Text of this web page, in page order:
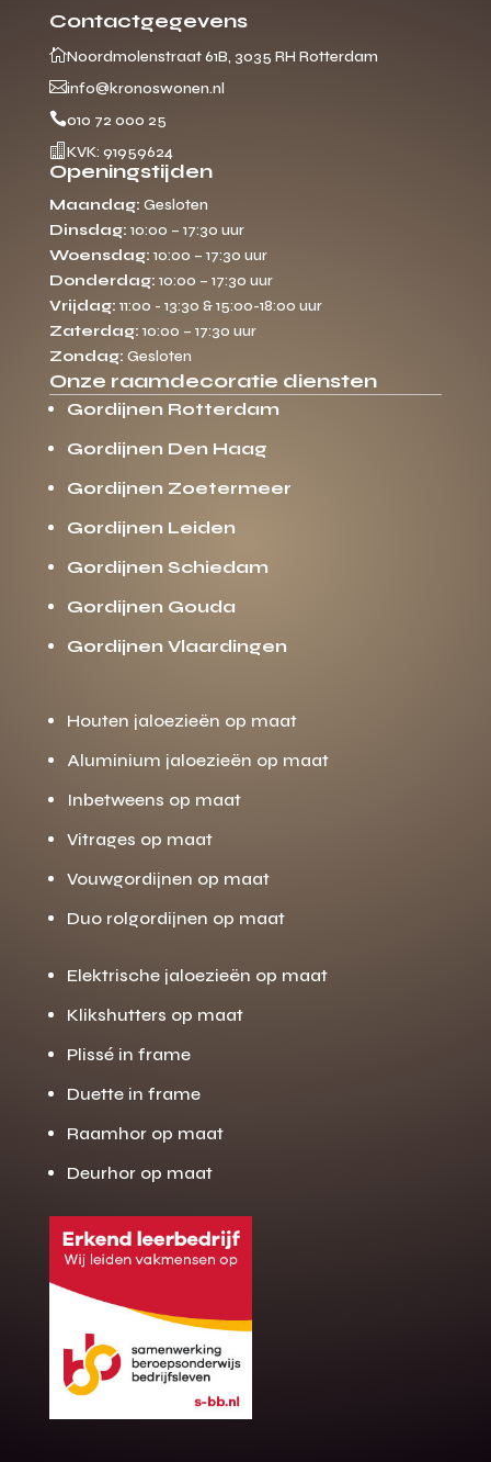
Gratis offerte
op maat?
Binnen 24 uur jouw gratis offerte
10 jaar garantie op de montage
Contactgegevens
Noordmolenstraat 61B, 3035 RH Rotterdam
info@kronoswonen.nl
010 72 000 25
 KVK: 91959624
Openingstijden
Maandag: Gesloten
Dinsdag: 10:00 – 17:30 uur
Woensdag: 10:00 – 17:30 uur
Donderdag: 10:00 – 17:30 uur
Vrijdag: 11:00 - 13:30 & 15:00-18:00 uur
Zaterdag: 10:00 – 17:30 uur
Zondag: Gesloten
Onze raamdecoratie diensten
Gordijnen Rotterdam
Gordijnen Den Haag
Gordijnen Zoetermeer
Gordijnen Leiden
Gordijnen Schiedam
Gordijnen Gouda
Gordijnen Vlaardingen
Houten jaloezieën op maat
Aluminium jaloezieën op maat
Inbetweens op maat
Vitrages op maat
Vouwgordijnen op maat
Duo rolgordijnen op maat
Elektrische jaloezieën op maat
Klikshutters op maat
Plissé in frame
Duette in frame
Raamhor op maat
Deurhor op maat